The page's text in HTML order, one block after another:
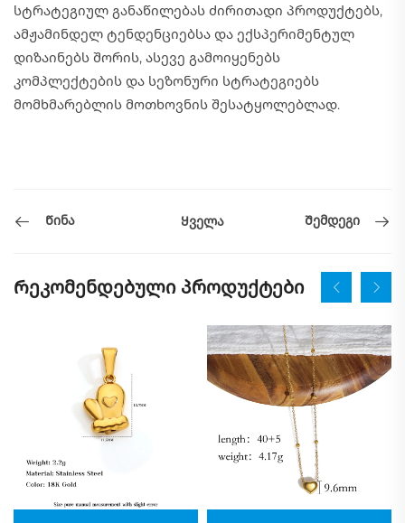
სტრატეგიულ განაწილებას ძირითადი პროდუქტებს,
ამჟამინდელ ტენდენციებსა და ექსპერიმენტულ
დიზაინებს შორის, ასევე გამოიყენებს
კომპლექტების და სეზონური სტრატეგიებს
მომხმარებლის მოთხოვნის შესატყოლებლად.
Წინა Ყველა Შემდეგი
Რეკომენდებული პროდუქტები